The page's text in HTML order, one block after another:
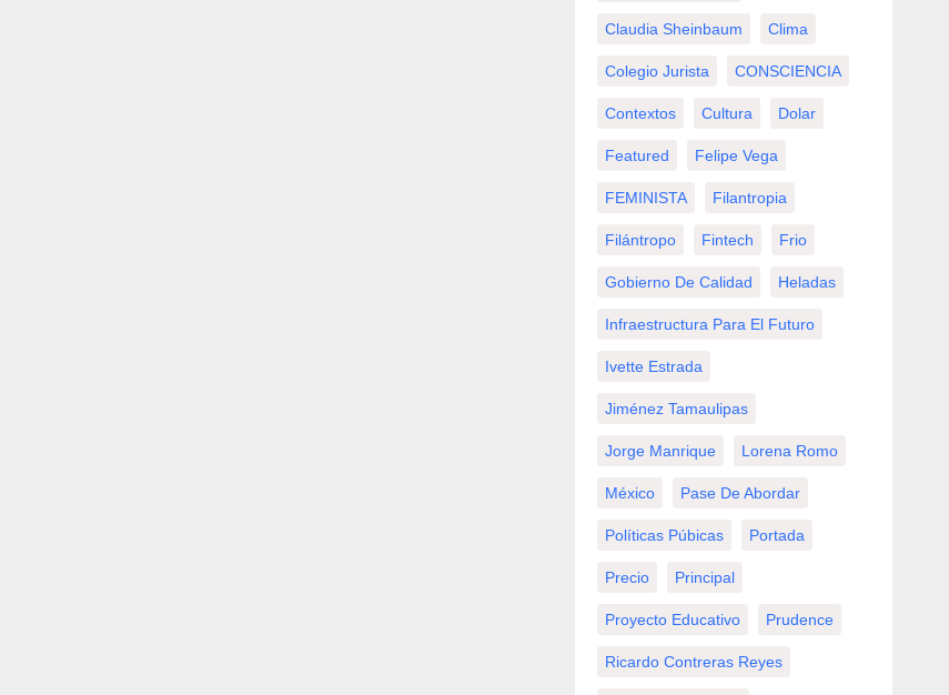
Claudia Sheinbaum Clima
Colegio Jurista CONSCIENCIA
Contextos Cultura Dolar
Featured Felipe Vega
FEMINISTA Filantropia
Filántropo Fintech Frio
Gobierno De Calidad Heladas
Infraestructura Para El Futuro
Ivette Estrada
Jiménez Tamaulipas
Jorge Manrique Lorena Romo
México Pase De Abordar
Políticas Púbicas Portada
Precio Principal
Proyecto Educativo Prudence
Ricardo Contreras Reyes